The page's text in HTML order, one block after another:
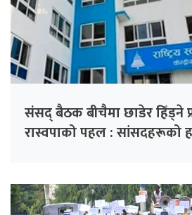
संसद् बैठक बीचैमा छाडेर हिँड्ने
रास्वपाको पहल : सांसदहरूको